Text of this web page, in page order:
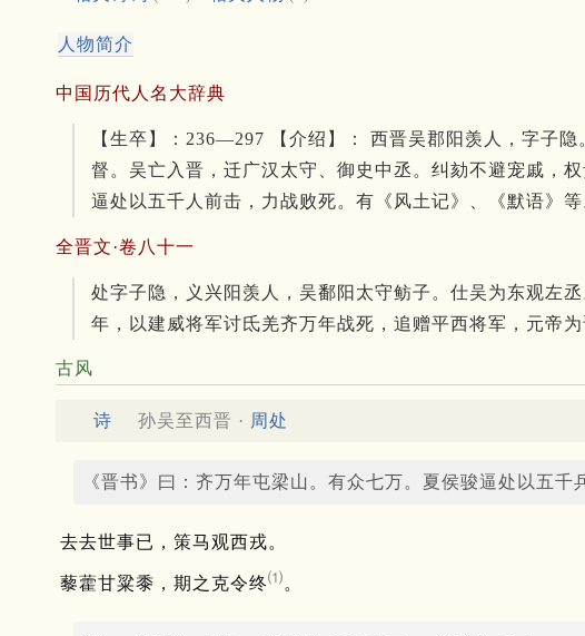
人物简介
中国历代人名大辞典
【生卒】：236—297 【介绍】： 西晋吴郡阳羡人，字子
督。吴亡入晋，迁广汉太守、御史中丞。纠劾不避宠戚，
逼处以五千人前击，力战败死。有《风土记》、《默语》等
全晋文·卷八十一
处字子隐，义兴阳羡人，吴鄱阳太守鲂子。仕吴为东观左
年，以建威将军讨氐羌齐万年战死，追赠平西将军，元帝
古风
诗 孙吴至西晋 · 周处
《晋书》曰：齐万年屯梁山。有众七万。夏侯骏逼处以五
去去世事已，策马观西戎。
藜藿甘粱黍，期之克令终⑴ 。